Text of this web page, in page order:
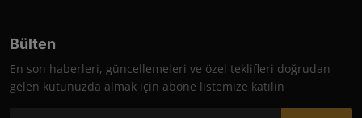
Bülten
En son haberleri, güncellemeleri ve özel teklifleri doğrudan
gelen kutunuzda almak için abone listemize katılın